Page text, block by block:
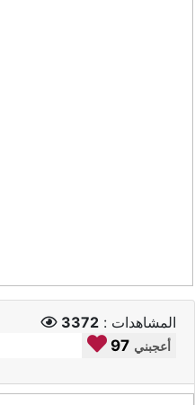
المشاهدات : 3372
97 أعجبني